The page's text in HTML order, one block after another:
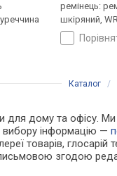
ремінець:
шкіряний,
Каталог /
для дому та офісу.
вибору інформацію —
товарів, глосарій
згодою